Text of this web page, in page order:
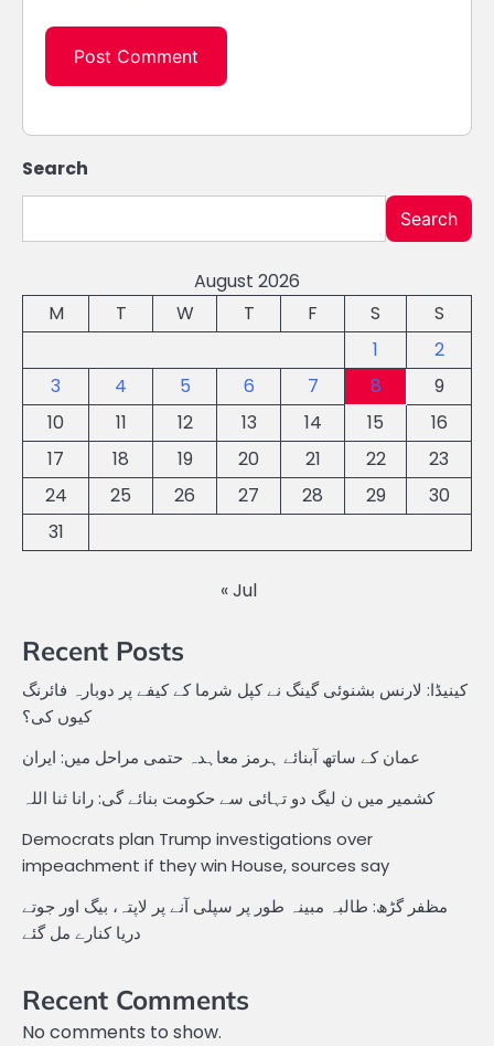
Search
Search
August 2026
M
T W T F S
S
1
2
3
4 5 6 7 8
9
10
11 12 13 14 15
16
17
18 19 20 21 22
23
24
25 26 27 28 29
30
31
« Jul
Recent Posts
کینیڈا: لارنس بشنوئی گینگ نے کپل شرما کے کیفے پر دوبارہ فائرنگ
کیوں کی؟
عمان کے ساتھ آبنائے ہرمز معاہدہ حتمی مراحل میں: ایران
کشمیر میں ن لیگ دو تہائی سے حکومت بنائے گی: رانا ثنا اللہ
Democrats plan Trump investigations over
impeachment if they win House, sources say
مظفر گڑھ: طالبہ مبینہ طور پر سپلی آنے پر لاپتہ، بیگ اور جوتے
دریا کنارے مل گئے
Recent Comments
No comments to show.